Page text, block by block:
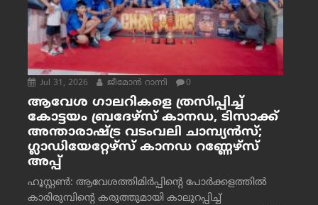
Jul 31, 2026 ജീമോന്‍ റാന്നി 0
ആവേശ ഗാലറികളെ ത്രസിപ്പിച്ച്
കോട്ടയം ബ്രദേഴ്‌സ് കാനഡ, ടിസാക്ക്
അന്താരാഷ്ട്ര വടംവലി ചാമ്പ്യന്‍സ്;
ഗ്ലാഡിയേറ്റേഴ്‌സ് കാനഡ റണ്ണേഴ്‌സ്
അപ്പ്
ഹൂസ്റ്റണ്‍: ആവേശത്തിമിര്‍പ്പിന്റെ പോര്‍ക്കളത്തില്‍
കാരിരുമ്പിന്റെ കരുത്തുമായി കാലുറപ്പിച്ച്